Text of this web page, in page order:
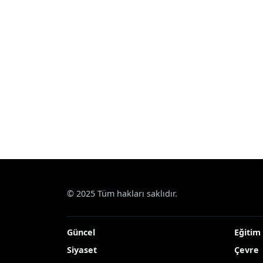
Haberler Siyaset Katar Başbakanı Al
Katar Başbakanı
başkent Washington DC’ye geldi